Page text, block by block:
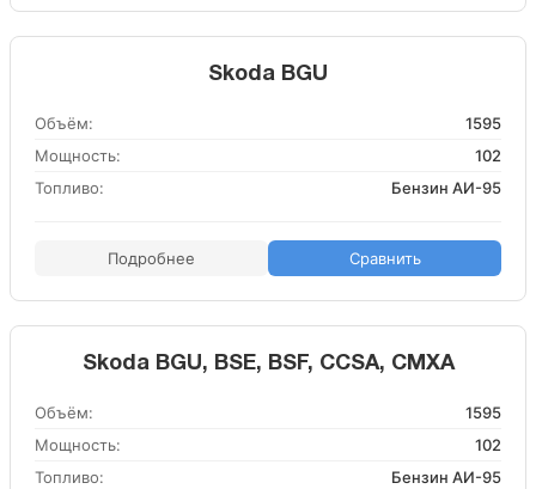
Skoda BGU
Объём:
1595
Мощность:
102
Топливо:
Бензин АИ-95
Подробнее Сравнить
Skoda BGU, BSE, BSF, CCSA, CMXA
Объём:
1595
Мощность:
102
Топливо:
Бензин АИ-95